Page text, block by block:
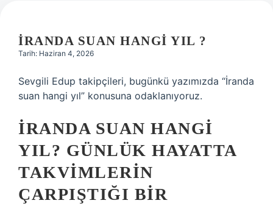
Hakkımızda
İRANDA SUAN HANGI YIL ?
Tarih: Haziran 4, 2026
Sevgili Edup takipçileri, bugünkü yazımızda “İranda
suan hangi yıl” konusuna odaklanıyoruz.
İRANDA SUAN HANGI
YIL? GÜNLÜK HAYATTA
TAKVIMLERIN
ÇARPIŞTIĞI BIR